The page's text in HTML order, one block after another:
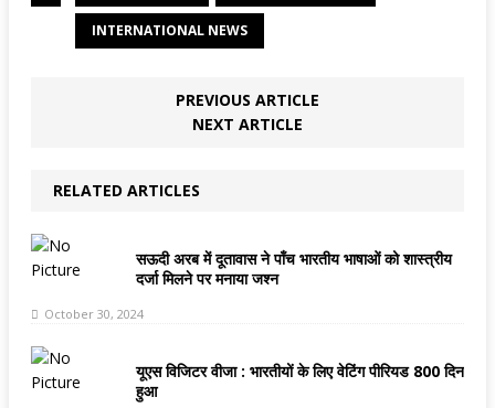
INTERNATIONAL NEWS
PREVIOUS ARTICLE
NEXT ARTICLE
RELATED ARTICLES
सऊदी अरब में दूतावास ने पाँच भारतीय भाषाओं को शास्त्रीय
दर्जा मिलने पर मनाया जश्न
October 30, 2024
यूएस विजिटर वीजा : भारतीयों के लिए वेटिंग पीरियड 800 दिन
हुआ